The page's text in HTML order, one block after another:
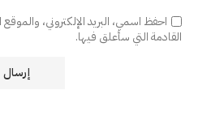
احفظ اسمي، البريد الإلكتروني،
القادمة التي سأعلق فيها.